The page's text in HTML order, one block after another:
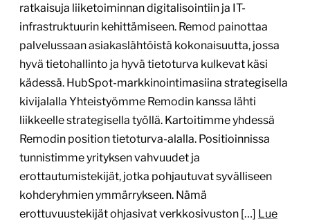
ratkaisuja liiketoiminnan digitalisointiin ja IT-
infrastruktuurin kehittämiseen. Remod painottaa
palvelussaan asiakaslähtöistä kokonaisuutta, jossa
hyvä tietohallinto ja hyvä tietoturva kulkevat käsi
kädessä. HubSpot-markkinointimasiina strategisella
kivijalalla Yhteistyömme Remodin kanssa lähti
liikkeelle strategisella työllä. Kartoitimme yhdessä
Remodin position tietoturva-alalla. Positioinnissa
tunnistimme yrityksen vahvuudet ja
erottautumistekijät, jotka pohjautuvat syvälliseen
kohderyhmien ymmärrykseen. Nämä
erottuvuustekijät ohjasivat verkkosivuston […] Lue